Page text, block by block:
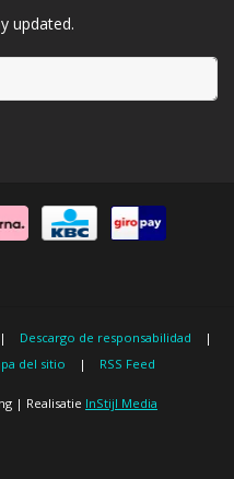
updated.
| Descargo de responsabilidad
|
del sitio | RSS Feed
| Realisatie InStijl Media